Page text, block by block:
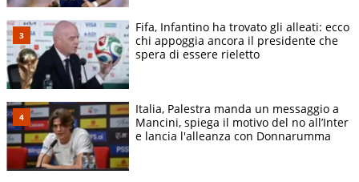
Fifa, Infantino ha trovato gli alleati: ecco
chi appoggia ancora il presidente che
spera di essere rieletto
Italia, Palestra manda un messaggio a
Mancini, spiega il motivo del no all’Inter
e lancia l'alleanza con Donnarumma